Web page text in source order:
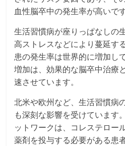
血性脳卒中の発生率が高いです
生活習慣病が座りっぱなしの
高ストレスなどにより蔓延す
患の発生率は世界的に増加し
増加は、効果的な脳卒中治療
速させています。
北米や欧州など、生活習慣病
も深刻な影響を受けています
ットワークは、コレステロー
薬剤を投与する必要がある患